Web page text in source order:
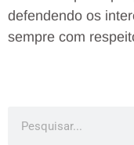
defendendo os
sempre com